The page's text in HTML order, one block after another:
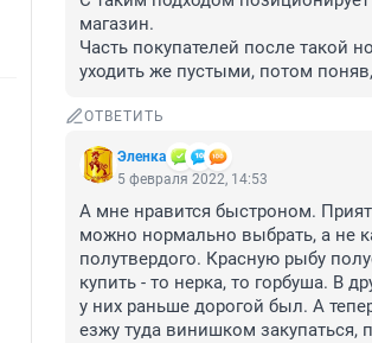
магазин.
Часть покупателей после такой
уходить же пустыми, потом
ОТВЕТИТЬ
Эленка
5 февраля 2022, 14:53
А мне нравится быстроном.
можно нормально выбрать, а не
полутвердого. Красную рыбу
купить - то нерка, то горбуша. В
у них раньше дорогой был. А
езжу туда винишком закупаться,